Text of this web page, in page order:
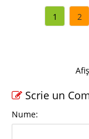
1 2
Scrie un
Nume: